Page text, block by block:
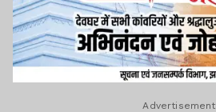
Advertisement